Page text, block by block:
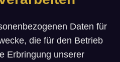
Daten für
die für den Betrieb
Erbringung unserer